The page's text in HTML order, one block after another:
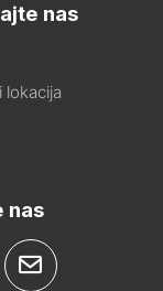
nas
lokacija
nas